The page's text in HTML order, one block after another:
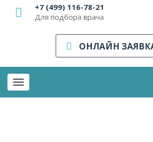
+7 (499) 116-78-21
Для подбора врача
ОНЛАЙН
Toggle
navigation